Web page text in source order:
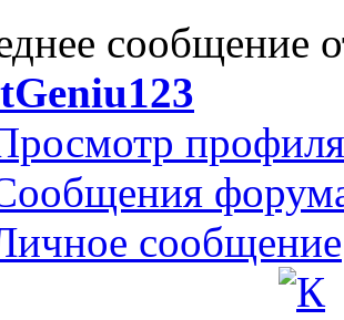
сообщение
профиля
сообщение